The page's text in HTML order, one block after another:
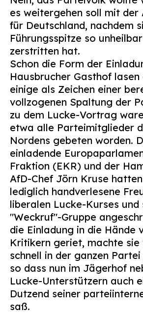
es weitergehen soll mit der
für Deutschland, nachdem
Führungsspitze so
zerstritten hat.
Schon die Form der
Hausbrucher Gasthof lasen
einige als Zeichen einer
vollzogenen Spaltung der
zu dem Lucke-Vortrag
etwa alle Parteimitglieder
Nordens gebeten worden.
einladende
Fraktion (EKR) und der
AfD-Chef Jörn Kruse
lediglich handverlesene
liberalen Lucke-Kurses und
"Weckruf"-Gruppe
die Einladung in die Hände
Kritikern geriet, machte
schnell in der ganzen Partei
so dass nun im Jägerhof
Lucke-Unterstützern auch
Dutzend seiner
saß.